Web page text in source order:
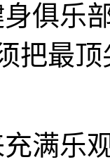
俱乐
把最
乐观